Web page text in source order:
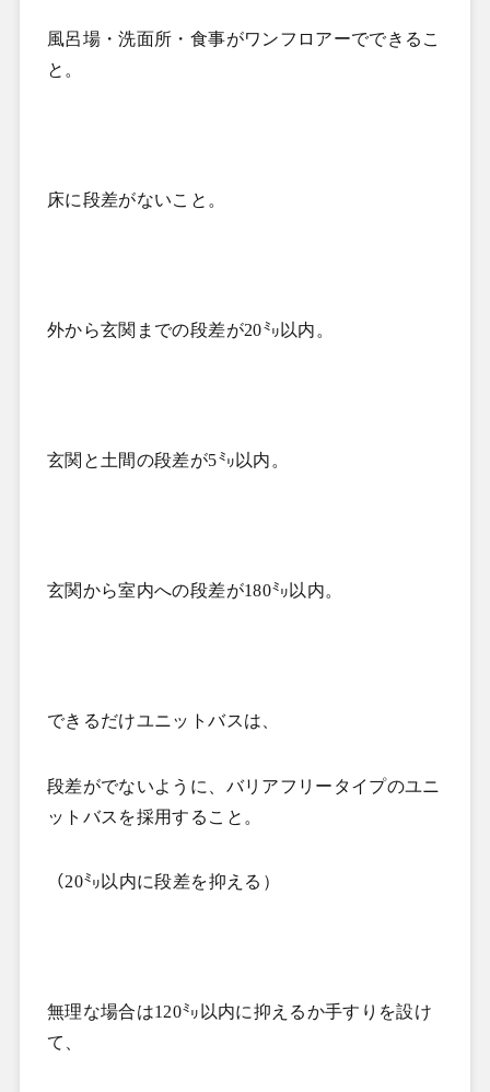
風呂場・洗面所・食事がワンフロアーでできるこ
と。
床に段差がないこと。
外から玄関までの段差が20㍉以内。
玄関と土間の段差が5㍉以内。
玄関から室内への段差が180㍉以内。
できるだけユニットバスは、
段差がでないように、バリアフリータイプのユニ
ットバスを採用すること。
（20㍉以内に段差を抑える）
無理な場合は120㍉以内に抑えるか手すりを設け
て、